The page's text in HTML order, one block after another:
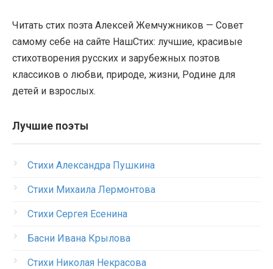
Читать стих поэта Алексей Жемчужников — Совет
самому себе на сайте НашСтих: лучшие, красивые
стихотворения русских и зарубежных поэтов
классиков о любви, природе, жизни, Родине для
детей и взрослых.
Лучшие поэты
Стихи Александра Пушкина
Стихи Михаила Лермонтова
Стихи Сергея Есенина
Басни Ивана Крылова
Стихи Николая Некрасова